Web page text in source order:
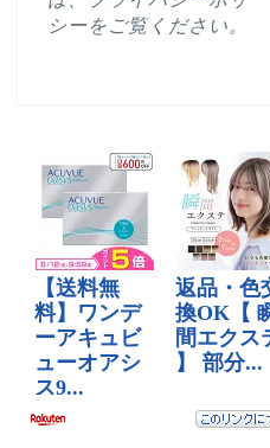
シーをご覧ください。